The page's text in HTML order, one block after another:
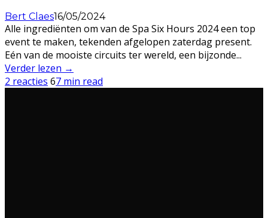
Bert Claes16/05/2024
Alle ingrediënten om van de Spa Six Hours 2024 een top
event te maken, tekenden afgelopen zaterdag present.
Eén van de mooiste circuits ter wereld, een bijzonde...
Verder lezen →
2 reacties 67 min read